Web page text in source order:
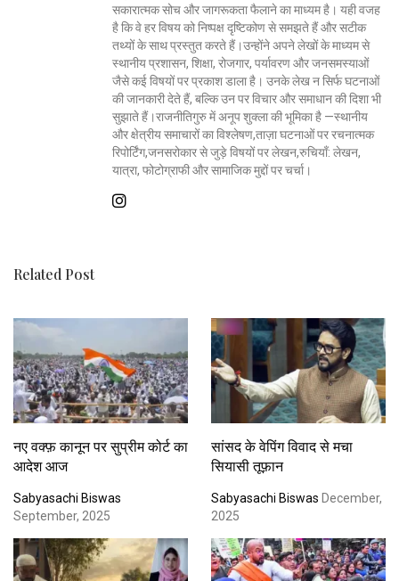
सकारात्मक सोच और जागरूकता फैलाने का माध्यम है। यही वजह
है कि वे हर विषय को निष्पक्ष दृष्टिकोण से समझते हैं और सटीक
तथ्यों के साथ प्रस्तुत करते हैं।उन्होंने अपने लेखों के माध्यम से
स्थानीय प्रशासन, शिक्षा, रोजगार, पर्यावरण और जनसमस्याओं
जैसे कई विषयों पर प्रकाश डाला है। उनके लेख न सिर्फ घटनाओं
की जानकारी देते हैं, बल्कि उन पर विचार और समाधान की दिशा भी
सुझाते हैं।राजनीतिगुरु में अनूप शुक्ला की भूमिका है —स्थानीय
और क्षेत्रीय समाचारों का विश्लेषण,ताज़ा घटनाओं पर रचनात्मक
रिपोर्टिंग,जनसरोकार से जुड़े विषयों पर लेखन,रुचियाँ: लेखन,
यात्रा, फोटोग्राफी और सामाजिक मुद्दों पर चर्चा।
Related Post
नए वक्फ़ कानून पर सुप्रीम कोर्ट का
आदेश आज
Sabyasachi Biswas
September, 2025
सांसद के वेपिंग विवाद से मचा
सियासी तूफ़ान
Sabyasachi Biswas December,
2025